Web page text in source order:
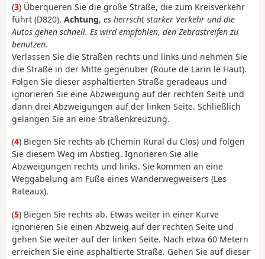
(3) Überqueren Sie die große Straße, die zum Kreisverkehr
führt (D820). Achtung, es herrscht starker Verkehr und die
Autos gehen schnell. Es wird empfohlen, den Zebrastreifen zu
benutzen.
Verlassen Sie die Straßen rechts und links und nehmen Sie
die Straße in der Mitte gegenüber (Route de Larin le Haut).
Folgen Sie dieser asphaltierten Straße geradeaus und
ignorieren Sie eine Abzweigung auf der rechten Seite und
dann drei Abzweigungen auf der linken Seite. Schließlich
gelangen Sie an eine Straßenkreuzung.
(4) Biegen Sie rechts ab (Chemin Rural du Clos) und folgen
Sie diesem Weg im Abstieg. Ignorieren Sie alle
Abzweigungen rechts und links. Sie kommen an eine
Weggabelung am Fuße eines Wanderwegweisers (Les
Rateaux).
(5) Biegen Sie rechts ab. Etwas weiter in einer Kurve
ignorieren Sie einen Abzweig auf der rechten Seite und
gehen Sie weiter auf der linken Seite. Nach etwa 60 Metern
erreichen Sie eine asphaltierte Straße. Gehen Sie auf dieser